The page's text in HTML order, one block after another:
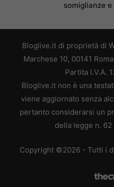
somiglianze
Bloglive.it di proprietà di
Marchese 10, 00141
Partita I.V.A.
Bloglive.it non è una
viene aggiornato senza
pertanto considerarsi un
della legge n. 62
Copyright ©2026 - Tutti i